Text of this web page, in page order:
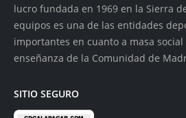
lucro fundada en 1969 en la Sierra
equipos es una de las entidades
importantes en cuanto a masa
enseñanza de la Comunidad de
SITIO SEGURO